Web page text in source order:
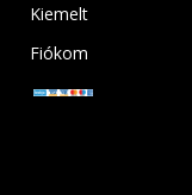
Kiemelt
Fiókom